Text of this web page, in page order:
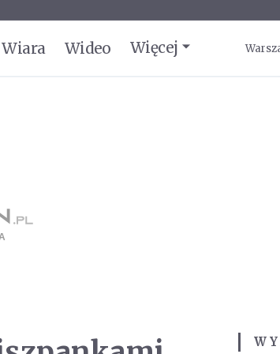
Wiara Wideo Więcej